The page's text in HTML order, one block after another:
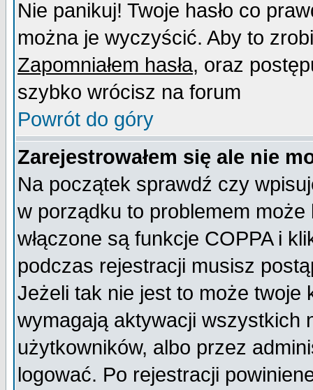
Nie panikuj! Twoje hasło co
można je wyczyścić. Aby to
Zapomniałem hasła, oraz
szybko wrócisz na forum
Powrót do góry
Zarejestrowałem się ale nie
Na początek sprawdź czy
w porządku to problemem
włączone są funkcje COPPA i
podczas rejestracji musisz
Jeżeli tak nie jest to może twoje
wymagają aktywacji wszystkich
użytkowników, albo przez
logować. Po rejestracji